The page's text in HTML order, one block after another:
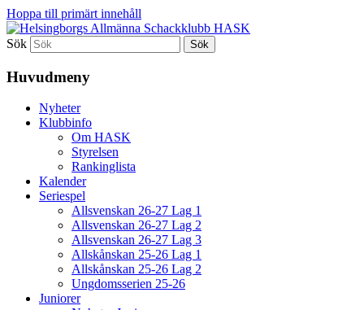
Hoppa till primärt innehåll
Helsingborgs Allmänna
Schackklubb HASK
En schackklubb för alla!
Sök
Huvudmeny
Nyheter
Klubbinfo
Om HASK
Styrelsen
Rankinglista
Kalender
Seriespel
Allsvenskan 26-27 Lag 1
Allsvenskan 26-27 Lag 2
Allsvenskan 26-27 Lag 3
Allskånskan 25-26 Lag 1
Allskånskan 25-26 Lag 2
Ungdomsserien 25-26
Juniorer